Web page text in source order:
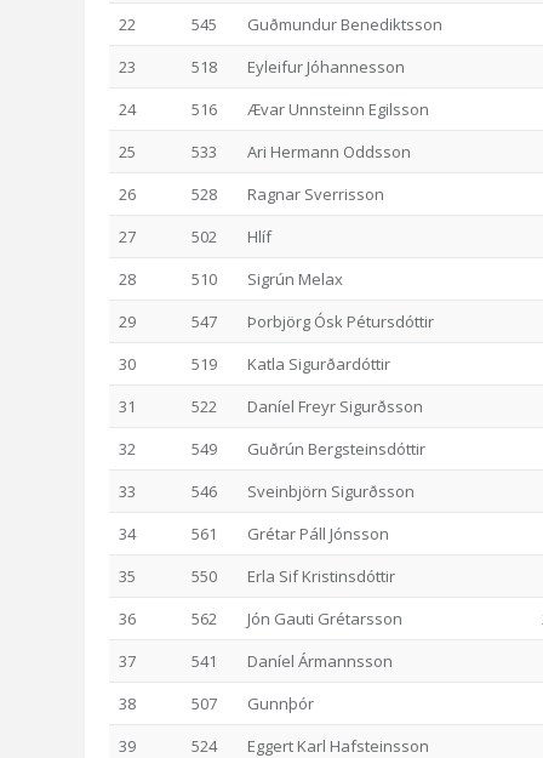
22
545 Guðmundur Benediktsson
23
518 Eyleifur Jóhannesson
24
516 Ævar Unnsteinn Egilsson
25
533 Ari Hermann Oddsson
26
528 Ragnar Sverrisson
27
502 Hlíf
28
510 Sigrún Melax
29
547 Þorbjörg Ósk Pétursdóttir
30
519 Katla Sigurðardóttir
31
522 Daníel Freyr Sigurðsson
32
549 Guðrún Bergsteinsdóttir
33
546 Sveinbjörn Sigurðsson
34
561 Grétar Páll Jónsson
35
550 Erla Sif Kristinsdóttir
36
562 Jón Gauti Grétarsson
37
541 Daníel Ármannsson
38
507 Gunnþór
39
524 Eggert Karl Hafsteinsson